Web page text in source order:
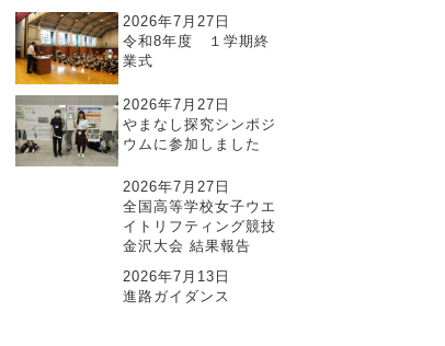
2026年7月27日
令和8年度 １学期終
業式
2026年7月27日
やまなし探究シンポジ
ウムに参加しました
2026年7月27日
全国高等学校女子ウエ
イトリフティング競技
金沢大会 結果報告
2026年7月13日
進路ガイダンス